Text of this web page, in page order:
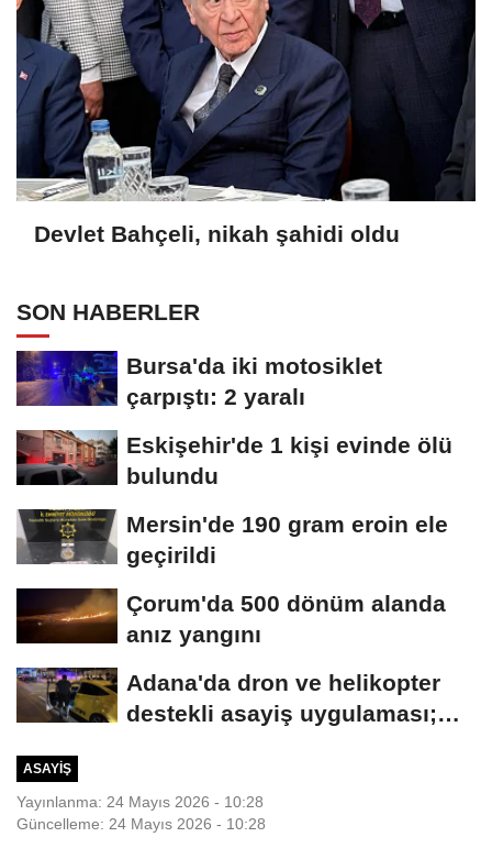
Devlet Bahçeli, nikah şahidi oldu
SON HABERLER
Bursa'da iki motosiklet
çarpıştı: 2 yaralı
Eskişehir'de 1 kişi evinde ölü
bulundu
Mersin'de 190 gram eroin ele
geçirildi
Çorum'da 500 dönüm alanda
anız yangını
Adana'da dron ve helikopter
destekli asayiş uygulaması;
ASAYIŞ
Yayınlanma: 24 Mayıs 2026 - 10:28
Güncelleme: 24 Mayıs 2026 - 10:28